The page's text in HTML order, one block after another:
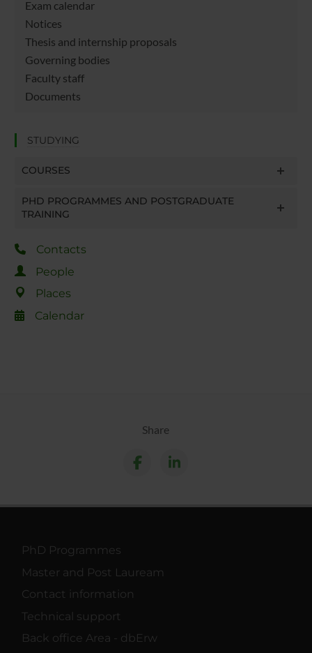
Exam calendar
Notices
Thesis and internship proposals
Governing bodies
Faculty staff
Documents
STUDYING
COURSES
PHD PROGRAMMES AND POSTGRADUATE
TRAINING
Contacts
People
Places
Calendar
Share
PhD Programmes
Master and Post Lauream
Contact information
Technical support
Back office Area - dbErw